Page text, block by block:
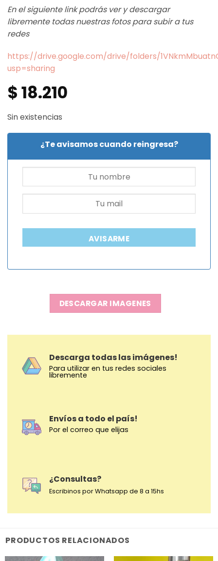
En el siguiente link podrás ver y descargar
libremente todas nuestras fotos para subir a tus
redes
https://drive.google.com/drive/folders/
usp=sharing
$18.210
Sin existencias
¿Te avisamos cuando reingresa?
AVISARME
DESCARGAR IMAGENES
Descarga todas las imágenes!
Para utilizar en tus redes sociales
libremente
Envíos a todo el país!
Por el correo que elijas
¿Consultas?
Escribinos por Whatsapp de 8 a 15hs
PRODUCTOS RELACIONADOS